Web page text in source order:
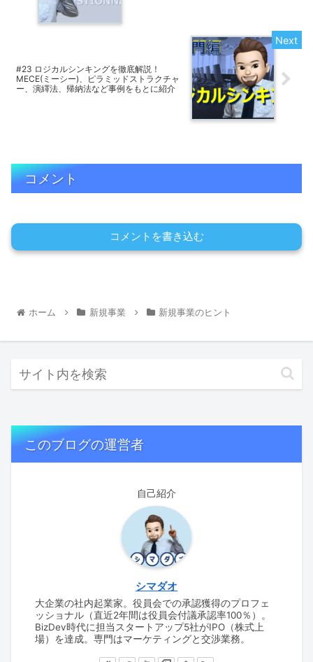
#23 ロジカルシンキングを徹底解説！
MECE(ミーシー)、ピラミッドストラクチャ
ー、演繹法、帰納法など事例をもとに紹介
コメント
コメントを書き込む
ホーム 新規事業 新規事業のヒント
このブログの運営者
自己紹介
シマダオ
大企業の社内起業家。役員会での承認獲得のプロフェ
ッショナル（直近2年間は役員会付議承認率100％）。
BizDev時代に担当スタートアップ5社がIPO（株式上
場）を達成。専門はマーケティングと交渉業務。